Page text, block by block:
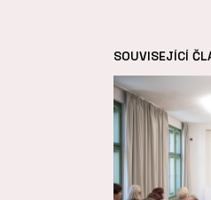
SOUVISEJÍCÍ